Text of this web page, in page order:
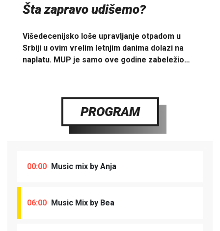
Šta zapravo udišemo?
Višedecenijsko loše upravljanje otpadom u
Srbiji u ovim vrelim letnjim danima dolazi na
naplatu. MUP je samo ove godine zabeležio…
PROGRAM
00:00 Music mix by Anja
06:00 Music Mix by Bea